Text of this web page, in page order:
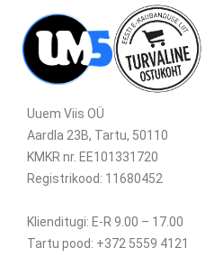
Uuem Viis OÜ
Aardla 23B, Tartu, 50110
KMKR nr. EE101331720
Registrikood: 11680452
Klienditugi: E-R 9.00 – 17.00
Tartu pood: +372 5559 4121